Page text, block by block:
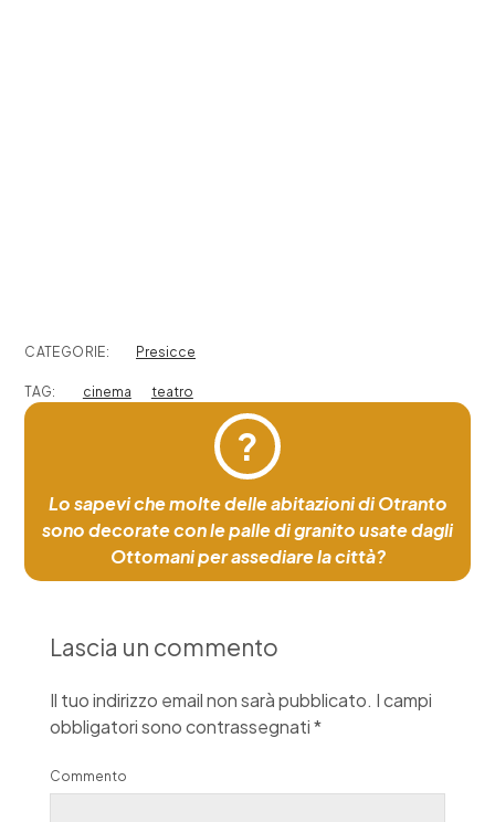
CATEGORIE: Presicce
TAG: cinema teatro
?
Lo sapevi che molte delle abitazioni di Otranto
sono decorate con le palle di granito usate dagli
Ottomani per assediare la città?
Lascia un commento
Il tuo indirizzo email non sarà pubblicato. I campi
obbligatori sono contrassegnati*
Commento